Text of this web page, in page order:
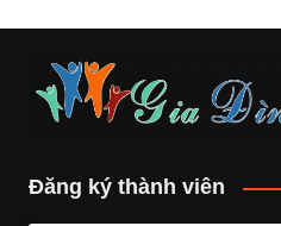
Đăng ký thành viên